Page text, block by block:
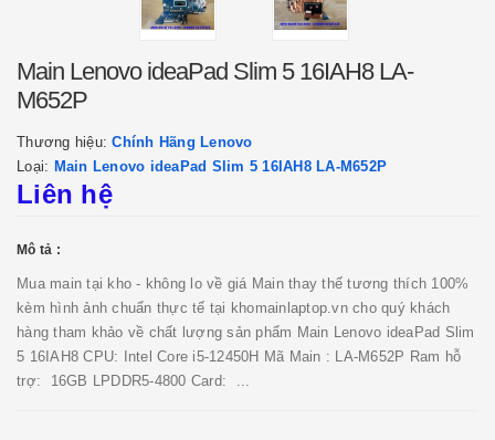
Main Lenovo ideaPad Slim 5 16IAH8 LA-
M652P
Thương hiệu:Chính Hãng Lenovo
Loại: Main Lenovo ideaPad Slim 5 16IAH8 LA-M652P
Liên hệ
Mô tả :
Mua main tại kho - không lo về giá Main thay thế tương thích 100%
kèm hình ảnh chuẩn thực tế tại khomainlaptop.vn cho quý khách
hàng tham khảo về chất lượng sản phẩm Main Lenovo ideaPad Slim
5 16IAH8 CPU: Intel Core i5-12450H Mã Main : LA-M652P Ram hỗ
trợ: 16GB LPDDR5-4800 Card: ...